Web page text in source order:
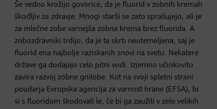
Še vedno krožijo govorice, da je fluorid v zobnih kremah
škodljiv za zdravje. Mnogi starši se zato sprašujejo, ali je
za mlečne zobe varnejša zobna krema brez fluorida. A
zobozdravniki trdijo, da je ta skrb neutemeljena, saj je
fluorid ena najbolje raziskanih snovi na svetu. Nekatere
države ga dodajajo celo pitni vodi. Izjemno učinkovito
zavira razvoj zobne gnilobe. Kot na svoji spletni strani
poudarja Evropska agencija za varnost hrane (EFSA), bi
si s fluoridom škodovali le, če bi ga zaužili v zelo velikih